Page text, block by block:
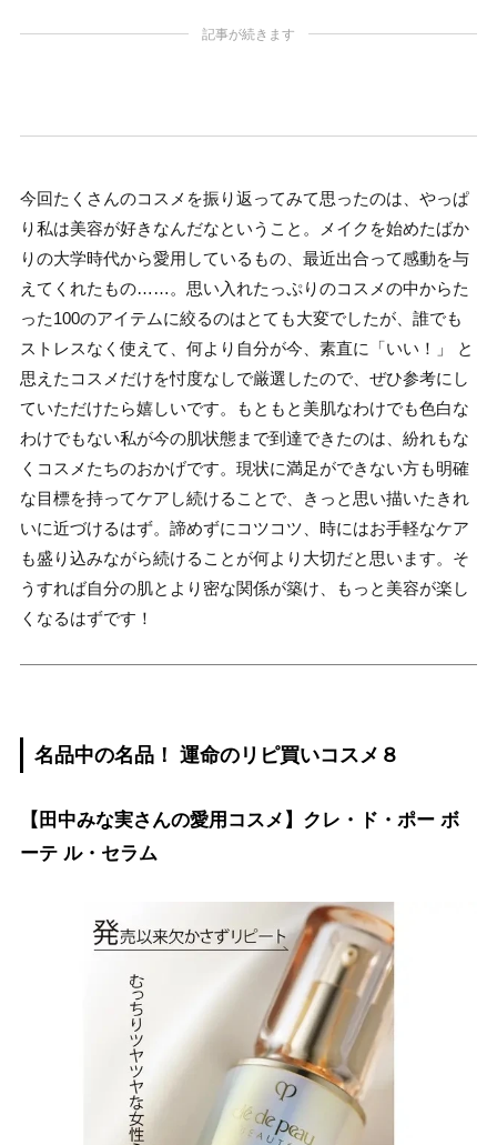
記事が続きます
今回たくさんのコスメを振り返ってみて思ったのは、やっぱ
り私は美容が好きなんだなということ。メイクを始めたばか
りの大学時代から愛用しているもの、最近出合って感動を与
えてくれたもの……。思い入れたっぷりのコスメの中からた
った100のアイテムに絞るのはとても大変でしたが、誰でも
ストレスなく使えて、何より自分が今、素直に「いい！」 と
思えたコスメだけを忖度なしで厳選したので、ぜひ参考にし
ていただけたら嬉しいです。もともと美肌なわけでも色白な
わけでもない私が今の肌状態まで到達できたのは、紛れもな
くコスメたちのおかげです。現状に満足ができない方も明確
な目標を持ってケアし続けることで、きっと思い描いたきれ
いに近づけるはず。諦めずにコツコツ、時にはお手軽なケア
も盛り込みながら続けることが何より大切だと思います。そ
うすれば自分の肌とより密な関係が築け、もっと美容が楽し
くなるはずです！
名品中の名品！ 運命のリピ買いコスメ８
【田中みな実さんの愛用コスメ】クレ・ド・ポー ボ
ーテ ル・セラム